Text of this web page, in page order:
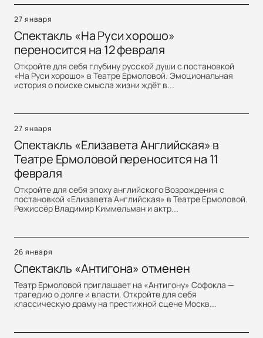
27 января
Спектакль «На Руси хорошо»
переносится на 12 февраля
Откройте для себя глубину русской души с постановкой
«На Руси хорошо» в Театре Ермоловой. Эмоциональная
история о поиске смысла жизни ждёт в...
27 января
Спектакль «Елизавета Английская» в
Театре Ермоловой переносится на 11
февраля
Откройте для себя эпоху английского Возрождения с
постановкой «Елизавета Английская» в Театре Ермоловой.
Режиссёр Владимир Киммельман и актр...
26 января
Спектакль «Антигона» отменен
Театр Ермоловой приглашает на «Антигону» Софокла —
трагедию о долге и власти. Откройте для себя
классическую драму на престижной сцене Москв...